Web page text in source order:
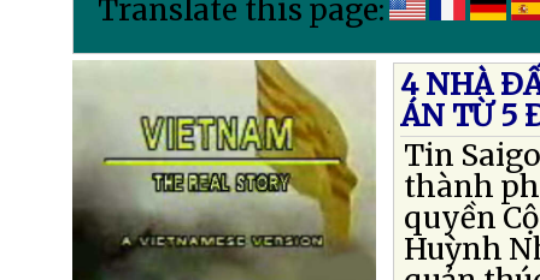
Translate this page:
4 NHÀ
ÁN TỪ 5
Tin
thành
quyền
Huỳnh